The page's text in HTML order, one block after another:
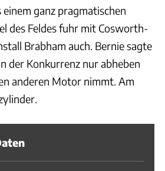
ganz pragmatischen
des Feldes fuhr mit Cosworth-
Brabham auch. Bernie sagte
der Konkurrenz nur abheben
anderen Motor nimmt. Am